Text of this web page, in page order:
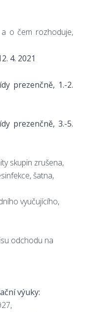
o čem rozhoduje,
4. 2021
prezenčně, 1.-2.
prezenčně, 3.-5.
skupin zrušena,
šatna,
vyučujícího,
odchodu na
výuky: